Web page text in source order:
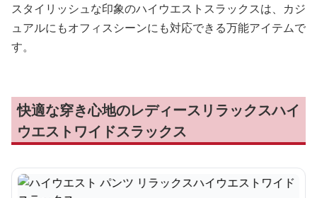
スタイリッシュな印象のハイウエストスラックスは、カジ
ュアルにもオフィスシーンにも対応できる万能アイテムで
す。
快適な穿き心地のレディースリラックスハイ
ウエストワイドスラックス